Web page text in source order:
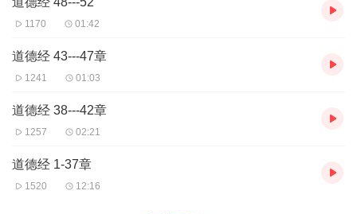
1170 01:42
道德经 43---47章
1241 01:03
道德经 38---42章
1257 02:21
道德经 1-37章
1520 12:16